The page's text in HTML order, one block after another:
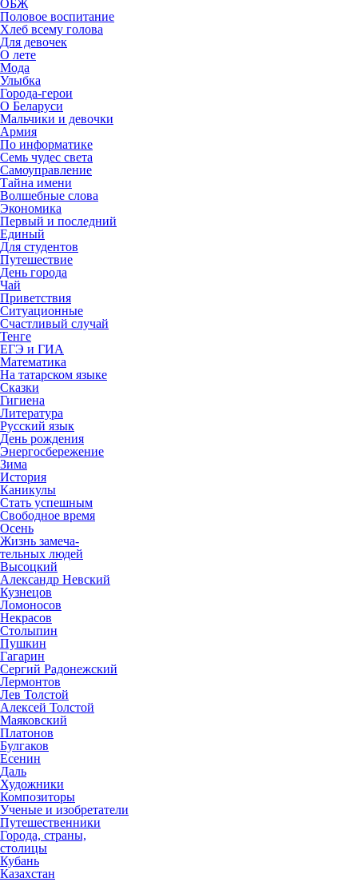
ОБЖ
Половое воспитание
Хлеб всему голова
Для девочек
О лете
Мода
Улыбка
Города-герои
О Беларуси
Мальчики и девочки
Армия
По информатике
Семь чудес света
Самоуправление
Тайна имени
Волшебные слова
Экономика
Первый и последний
Единый
Для студентов
Путешествие
День города
Чай
Приветствия
Ситуационные
Счастливый случай
Тенге
ЕГЭ и ГИА
Математика
На татарском языке
Сказки
Гигиена
Литература
Русский язык
День рождения
Энергосбережение
Зима
История
Каникулы
Стать успешным
Свободное время
Осень
Жизнь замеча-
тельных людей
Высоцкий
Александр Невский
Кузнецов
Ломоносов
Некрасов
Столыпин
Пушкин
Гагарин
Сергий Радонежский
Лермонтов
Лев Толстой
Алексей Толстой
Маяковский
Платонов
Булгаков
Есенин
Даль
Художники
Композиторы
Ученые и изобретатели
Путешественники
Города, страны,
столицы
Кубань
Казахстан